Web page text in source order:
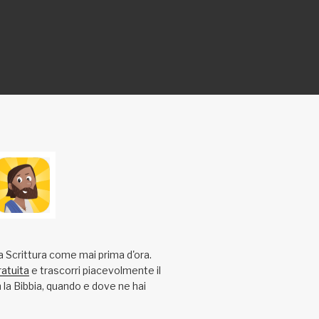
Scrittura come mai prima d'ora.
e trascorri piacevolmente il
Bibbia, quando e dove ne hai